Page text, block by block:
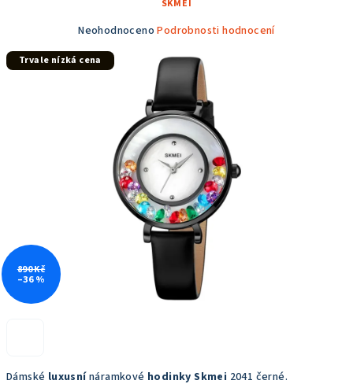
Dámské luxusnínáramkové hodinky Skmei 2041 černé.
SKMEI
Průměrné
produktu
hvězdiček.
Neohodnoceno Podrobnosti hodnocení
Trvale nízká cena
890 Kč
–36 %